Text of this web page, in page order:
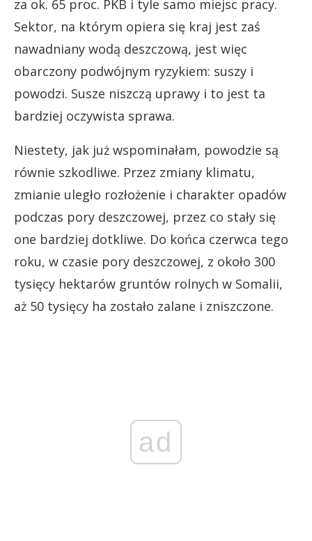
za ok. 65 proc. PKB i tyle samo miejsc pracy.
Sektor, na którym opiera się kraj jest zaś
nawadniany wodą deszczową, jest więc
obarczony podwójnym ryzykiem: suszy i
powodzi. Susze niszczą uprawy i to jest ta
bardziej oczywista sprawa.
Niestety, jak już wspominałam, powodzie są
równie szkodliwe. Przez zmiany klimatu,
zmianie uległo rozłożenie i charakter opadów
podczas pory deszczowej, przez co stały się
one bardziej dotkliwe. Do końca czerwca tego
roku, w czasie pory deszczowej, z około 300
tysięcy hektarów gruntów rolnych w Somalii,
aż 50 tysięcy ha zostało zalane i zniszczone.
ad